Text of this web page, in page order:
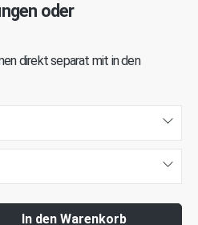
oder
direkt separat mit in den
In den Warenkorb